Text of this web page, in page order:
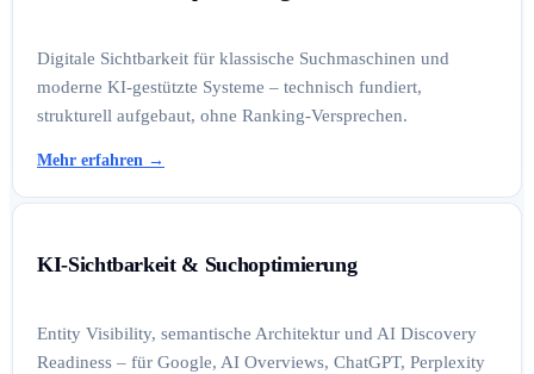
Digitale Sichtbarkeit für klassische Suchmaschinen und
moderne KI-gestützte Systeme – technisch fundiert,
strukturell aufgebaut, ohne Ranking-Versprechen.
Mehr erfahren →
KI-Sichtbarkeit & Suchoptimierung
Entity Visibility, semantische Architektur und AI Discovery
Readiness – für Google, AI Overviews, ChatGPT, Perplexity